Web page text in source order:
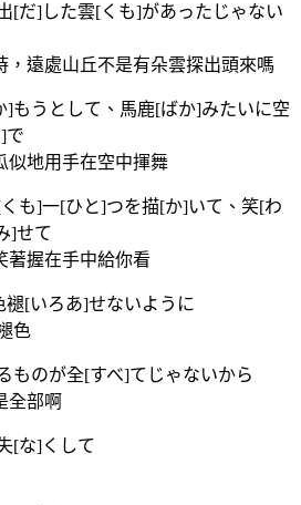
[だ]した雲[くも]があったじゃない
，遠處山丘不是有朵雲探出頭來嗎
もうとして、馬鹿[ばか]みたいに空
で
似地用手在空中揮舞
も]一[ひと]つを描[か]いて、笑[わ
]せて
著握在手中給你看
[いろあ]せないように
色
ものが全[すべ]てじゃないから
全部啊
[な]くして